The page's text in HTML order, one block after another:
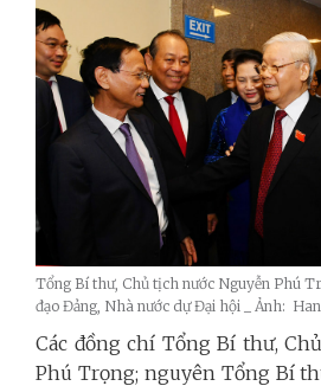
Tổng Bí thư, Chủ tịch nước Nguyễn Phú
đạo Đảng, Nhà nước dự Đại hội _ Ảnh:
Các đồng chí Tổng Bí thư,
Phú Trọng; nguyên Tổng Bí